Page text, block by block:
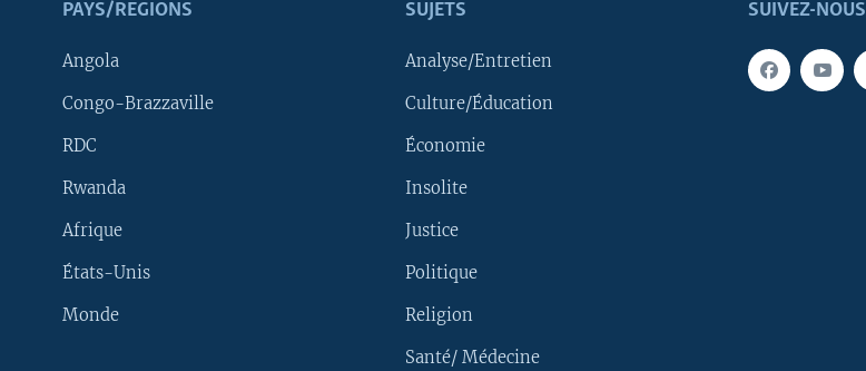
SUIVEZ-NOUS
PAYS/RÉGIONS
Angola
Congo-Brazzaville
RDC
Rwanda
Afrique
États-Unis
Monde
SUJETS
Analyse/Entretien
Culture/Éducation
Économie
Insolite
Justice
Politique
Religion
Santé/ Médecine